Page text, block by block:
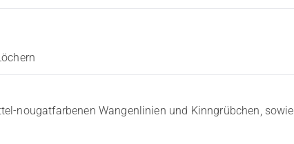
nougatfarbenen Wangenlinien und Kinngrübchen, sowie